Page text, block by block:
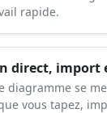
rapide.
direct, import
diagramme se
vous tapez,